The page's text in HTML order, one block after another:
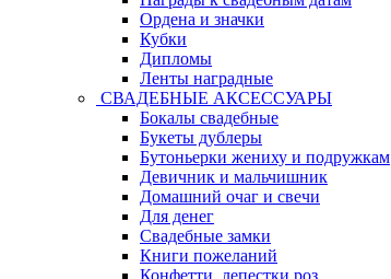
Ордена и значки
Кубки
Дипломы
Ленты наградные
СВАДЕБНЫЕ АКСЕССУАРЫ
Бокалы свадебные
Букеты дублеры
Бутоньерки жениху и подружкам
Девичник и мальчишник
Домашний очаг и свечи
Для денег
Свадебные замки
Книги пожеланий
Конфетти, лепестки роз